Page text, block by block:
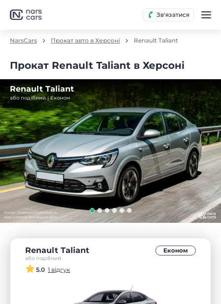
Зв'язатися
NarsCars Прокат авто в Херсоні Renault Taliant
Прокат Renault Taliant в Херсоні
Renault Taliant
або подібний | Економ
Renault Taliant
або подібний
Економ
5.0 1 відгук